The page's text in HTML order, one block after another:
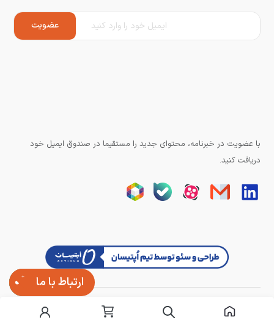
ارتباط با ما
با عضویت در خبرنامه، محتوای جدید را مستقیما در صندوق ایمیل خود
دریافت کنید.